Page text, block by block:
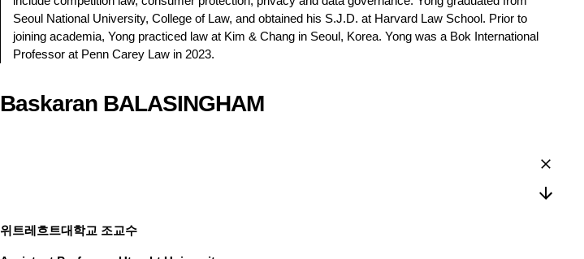
Seoul National University, College of Law, and obtained his S.J.D. at Harvard Law School. Prior to
joining academia, Yong practiced law at Kim & Chang in Seoul, Korea. Yong was a Bok International
Professor at Penn Carey Law in 2023.
Baskaran BALASINGHAM
위트레흐트대학교 조교수